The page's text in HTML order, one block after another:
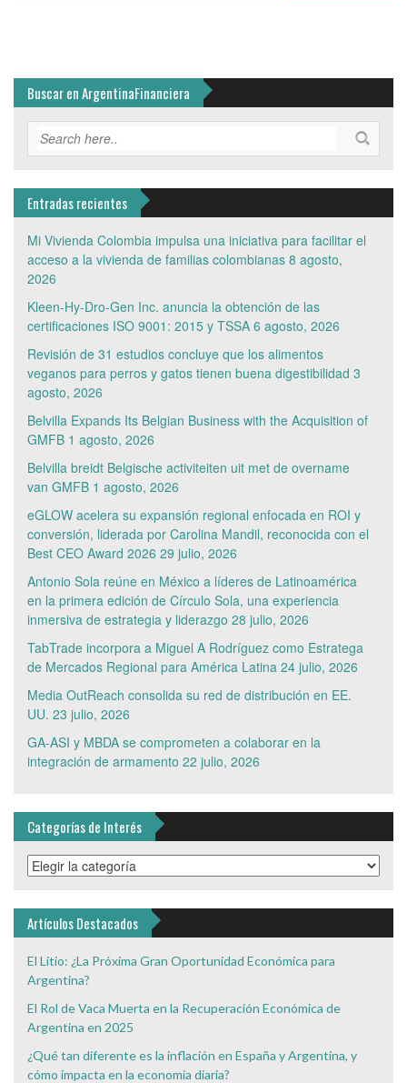
Buscar en ArgentinaFinanciera
Entradas recientes
Mi Vivienda Colombia impulsa una iniciativa para facilitar el
acceso a la vivienda de familias colombianas 8 agosto,
2026
Kleen-Hy-Dro-Gen Inc. anuncia la obtención de las
certificaciones ISO 9001: 2015 y TSSA 6 agosto, 2026
Revisión de 31 estudios concluye que los alimentos
veganos para perros y gatos tienen buena digestibilidad 3
agosto, 2026
Belvilla Expands Its Belgian Business with the Acquisition of
GMFB 1 agosto, 2026
Belvilla breidt Belgische activiteiten uit met de overname
van GMFB 1 agosto, 2026
eGLOW acelera su expansión regional enfocada en ROI y
conversión, liderada por Carolina Mandil, reconocida con el
Best CEO Award 2026 29 julio, 2026
Antonio Sola reúne en México a líderes de Latinoamérica
en la primera edición de Círculo Sola, una experiencia
inmersiva de estrategia y liderazgo 28 julio, 2026
TabTrade incorpora a Miguel A Rodríguez como Estratega
de Mercados Regional para América Latina 24 julio, 2026
Media OutReach consolida su red de distribución en EE.
UU. 23 julio, 2026
GA-ASI y MBDA se comprometen a colaborar en la
integración de armamento 22 julio, 2026
Categorías de Interés
Categorías
de
Artículos Destacados
El Litio: ¿La Próxima Gran Oportunidad Económica para
Argentina?
El Rol de Vaca Muerta en la Recuperación Económica de
Argentina en 2025
¿Qué tan diferente es la inflación en España y Argentina, y
cómo impacta en la economía diaria?